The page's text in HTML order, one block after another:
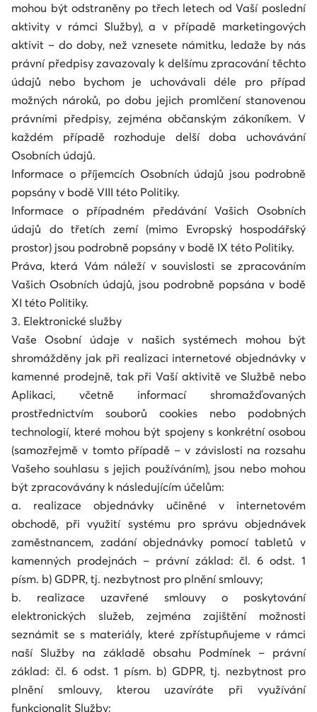
mohou být odstraněny po třech letech od Vaší poslední
aktivity v rámci Služby), a v případě marketingových
aktivit – do doby, než vznesete námitku, ledaže by nás
právní předpisy zavazovaly k delšímu zpracování těchto
údajů nebo bychom je uchovávali déle pro případ
možných nároků, po dobu jejich promlčení stanovenou
právními předpisy, zejména občanským zákoníkem. V
každém případě rozhoduje delší doba uchovávání
Osobních údajů.
Informace o příjemcích Osobních údajů jsou podrobně
popsány v bodě VIII této Politiky.
Informace o případném předávání Vašich Osobních
údajů do třetích zemí (mimo Evropský hospodářský
prostor) jsou podrobně popsány v bodě IX této Politiky.
Práva, která Vám náleží v souvislosti se zpracováním
Vašich Osobních údajů, jsou podrobně popsána v bodě
XI této Politiky.
3. Elektronické služby
Vaše Osobní údaje v našich systémech mohou být
shromážděny jak při realizaci internetové objednávky v
kamenné prodejně, tak při Vaší aktivitě ve Službě nebo
Aplikaci, včetně informací shromažďovaných
prostřednictvím souborů cookies nebo podobných
technologií, které mohou být spojeny s konkrétní osobou
(samozřejmě v tomto případě – v závislosti na rozsahu
Vašeho souhlasu s jejich používáním), jsou nebo mohou
být zpracovávány k následujícím účelům:
a. realizace objednávky učiněné v internetovém
obchodě, při využití systému pro správu objednávek
zaměstnancem, zadání objednávky pomocí tabletů v
kamenných prodejnách – právní základ: čl. 6 odst. 1
písm. b) GDPR, tj. nezbytnost pro plnění smlouvy;
b. realizace uzavřené smlouvy o poskytování
elektronických služeb, zejména zajištění možnosti
seznámit se s materiály, které zpřístupňujeme v rámci
naší Služby na základě obsahu Podmínek – právní
základ: čl. 6 odst. 1 písm. b) GDPR, tj. nezbytnost pro
plnění smlouvy, kterou uzavíráte při využívání
funkcionalit Služby;